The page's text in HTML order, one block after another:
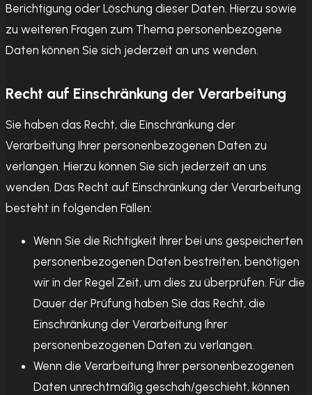
Berichtigung oder Löschung dieser Daten. Hierzu sowie
zu weiteren Fragen zum Thema personenbezogene
Daten können Sie sich jederzeit an uns wenden.
Recht auf Einschränkung der Verarbeitung
Sie haben das Recht, die Einschränkung der
Verarbeitung Ihrer personenbezogenen Daten zu
verlangen. Hierzu können Sie sich jederzeit an uns
wenden. Das Recht auf Einschränkung der Verarbeitung
besteht in folgenden Fällen:
Wenn Sie die Richtigkeit Ihrer bei uns gespeicherten
personenbezogenen Daten bestreiten, benötigen
wir in der Regel Zeit, um dies zu überprüfen. Für die
Dauer der Prüfung haben Sie das Recht, die
Einschränkung der Verarbeitung Ihrer
personenbezogenen Daten zu verlangen.
Wenn die Verarbeitung Ihrer personenbezogenen
Daten unrechtmäßig geschah/geschieht, können